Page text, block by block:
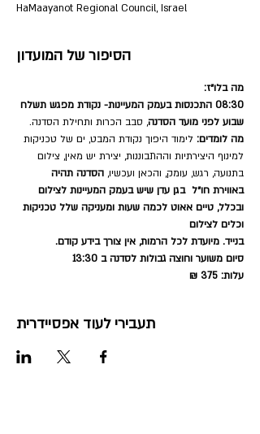
HaMaayanot Regional Council, Israel
הסיפור של המועדון
מה בלו״ז:
08:30 התכנסות בעמק המעיינות- נקודת מפגש תשלח
שבוע לפני מועד הסדנה, סבב הכרות ותחילת הסדנה.
מה לומדים: לימוד היפוך נקודת המבט, ים של טכניקות
למינוף היצירתיות וההתבוננות, יצירת יש מאין, צילום
בתנועה, רגש, עומק, והכאן ועכשיו, הסדנה תהיה
באווירת חו״ל  בגן עדן שיש בעמק המעיינות לצילום
ובכלל, טיים אאוט לכמה שעות ומעניקה שלל טכניקות
וכלים לצילום
בנייד. מיועדת לכל הרמות, אין צורך בידע קודם.
סיום משוער וחוצה גבולות לסדנה ב 13:30
עלות: 375 ₪
תעבירי לעוד אפסיידרית